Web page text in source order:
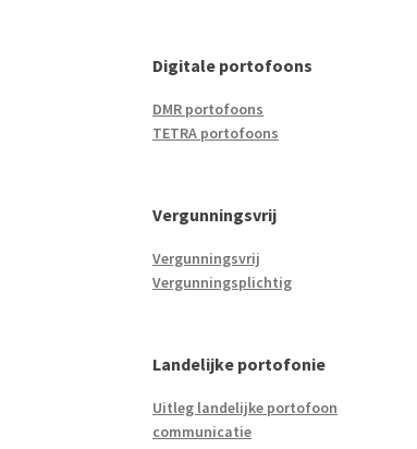
Digitale portofoons
DMR portofoons
TETRA portofoons
Vergunningsvrij
Vergunningsvrij
Vergunningsplichtig
Landelijke portofonie
Uitleg landelijke portofoon
communicatie